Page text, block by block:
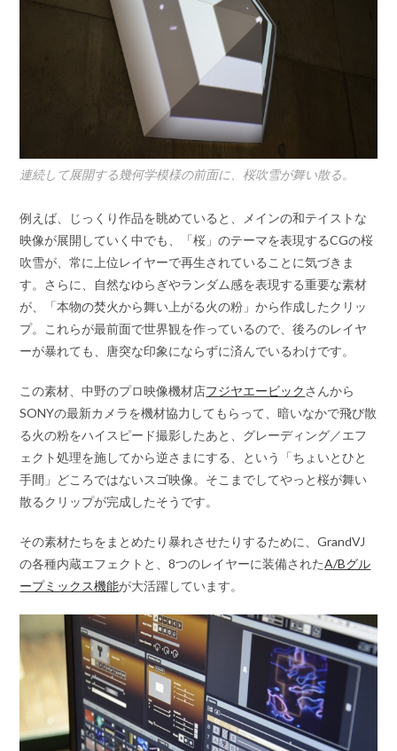
連続して展開する幾何学模様の前面に、桜吹雪が舞い散る。
例えば、じっくり作品を眺めていると、メインの和テイストな
映像が展開していく中でも、「桜」のテーマを表現するCGの桜
吹雪が、常に上位レイヤーで再生されていることに気づきま
す。さらに、自然なゆらぎやランダム感を表現する重要な素材
が、「本物の焚火から舞い上がる火の粉」から作成したクリッ
プ。これらが最前面で世界観を作っているので、後ろのレイヤ
ーが暴れても、唐突な印象にならずに済んでいるわけです。
この素材、中野のプロ映像機材店フジヤエービック さんから
SONYの最新カメラを機材協力してもらって、暗いなかで飛び散
る火の粉をハイスピード撮影したあと、グレーディング／エフ
ェクト処理を施してから逆さまにする、という「ちょいとひと
手間」どころではないスゴ映像。そこまでしてやっと桜が舞い
散るクリップが完成したそうです。
その素材たちをまとめたり暴れさせたりするために、GrandVJ
の各種内蔵エフェクトと、8つのレイヤーに装備されたA/Bグル
ープミックス機能が大活躍しています。